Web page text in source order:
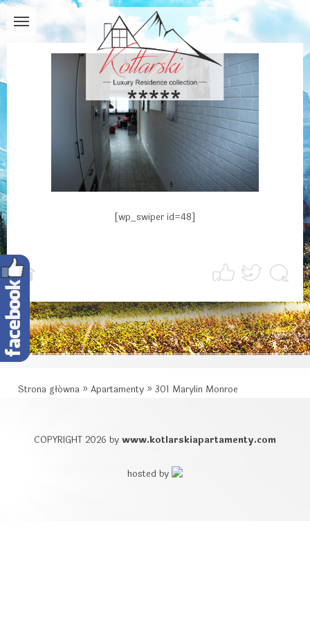
[wp_swiper id=48]
Strona główna » Apartamenty » 301 Marylin Monroe
COPYRIGHT 2026 by www.kotlarskiapartamenty.com
hosted by